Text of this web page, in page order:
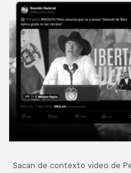
Sacan de contexto video de